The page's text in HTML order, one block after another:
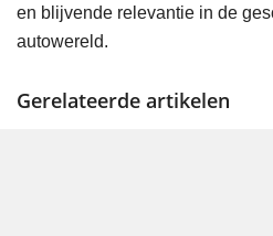
en blijvende relevantie in de
autowereld.
Gerelateerde artikelen